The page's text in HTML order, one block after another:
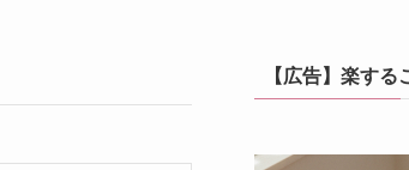
【広告】楽す